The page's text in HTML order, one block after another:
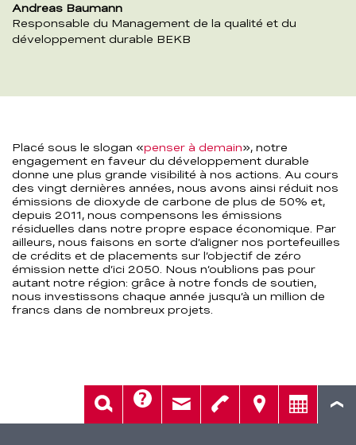
Andreas Baumann
Responsable du Management de la qualité et du
développement durable BEKB
Placé sous le slogan «penser à demain», notre
engagement en faveur du développement durable
donne une plus grande visibilité à nos actions. Au cours
des vingt dernières années, nous avons ainsi réduit nos
émissions de dioxyde de carbone de plus de 50% et,
depuis 2011, nous compensons les émissions
résiduelles dans notre propre espace économique. Par
ailleurs, nous faisons en sorte d’aligner nos portefeuilles
de crédits et de placements sur l’objectif de zéro
émission nette d’ici 2050. Nous n’oublions pas pour
autant notre région: grâce à notre fonds de soutien,
nous investissons chaque année jusqu’à un million de
francs dans de nombreux projets.